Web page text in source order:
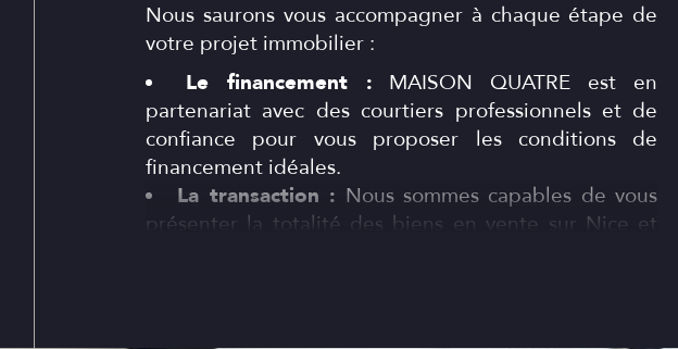
Nous saurons vous accompagner à chaque étape de
votre projet immobilier :
Le financement : MAISON QUATRE est en
partenariat avec des courtiers professionnels et de
confiance pour vous proposer les conditions de
financement idéales.
La transaction : Nous sommes capables de vous
présenter la totalité des biens en vente sur Nice et